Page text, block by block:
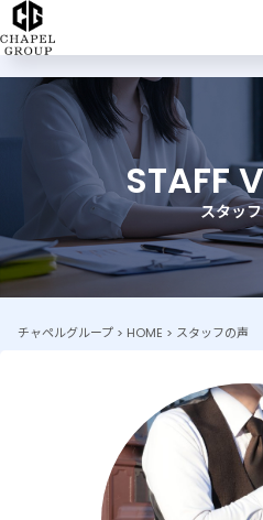
チ
ャ
グ
ル
ー
STAFF
スタッ
チャペルグループ > HOME > スタッフの声